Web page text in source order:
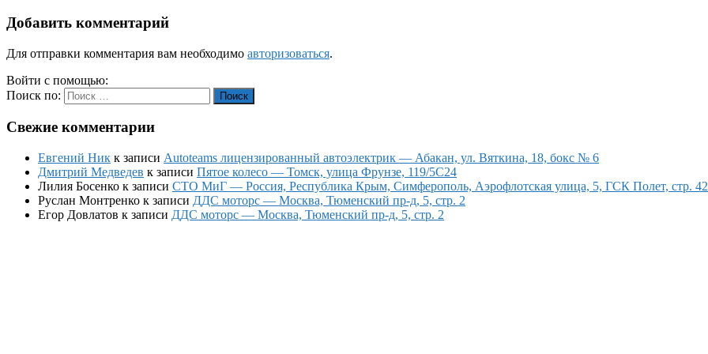
Добавить комментарий
Для отправки комментария вам необходимо авторизоваться.
Войти с помощью:
Поиск по:
Поиск
Свежие комментарии
Евгений Ник к записи Autoteams лицензированный автоэлектрик — Абакан, ул. Вяткина, 18, бокс № 6
Дмитрий Медведев к записи Пятое колесо — Томск, улица Фрунзе, 119/5С24
Лилия Босенко к записи СТО МиГ — Россия, Республика Крым, Симферополь, Аэрофлотская улица, 5, ГСК Полет, стр.
Руслан Монтренко к записи ДДС моторс — Москва, Тюменский пр-д, 5, стр. 2
Егор Довлатов к записи ДДС моторс — Москва, Тюменский пр-д, 5, стр. 2